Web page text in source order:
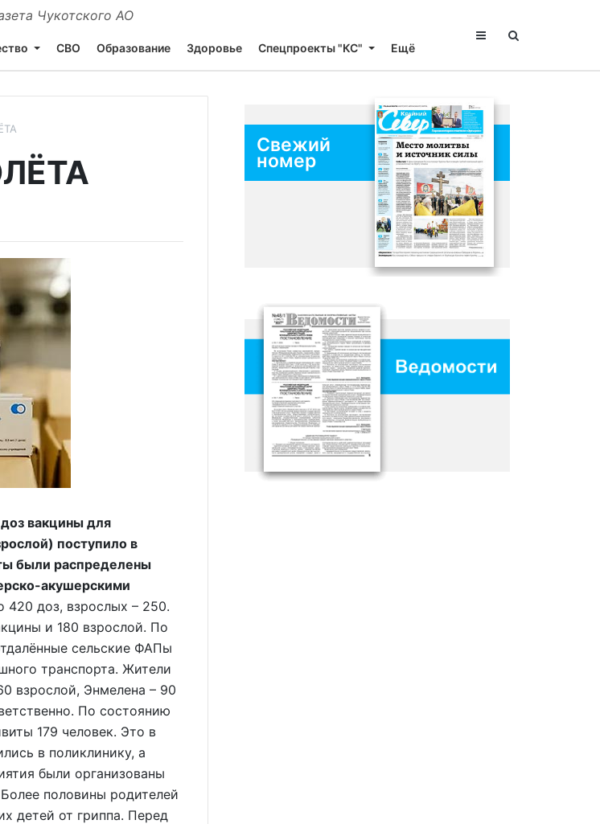
Чукотского АО
СВО Образование Здоровье Спецпроекты "КС" Ещё
вакцины для
поступило в
были распределены
акушерскими
420 доз, взрослых – 250.
и 180 взрослой. По
сельские ФАПы
транспорта. Жители
взрослой, Энмелена – 90
По состоянию
179 человек. Это в
в поликлинику, а
были организованы
половины родителей
детей от гриппа. Перед
Свежий
номер